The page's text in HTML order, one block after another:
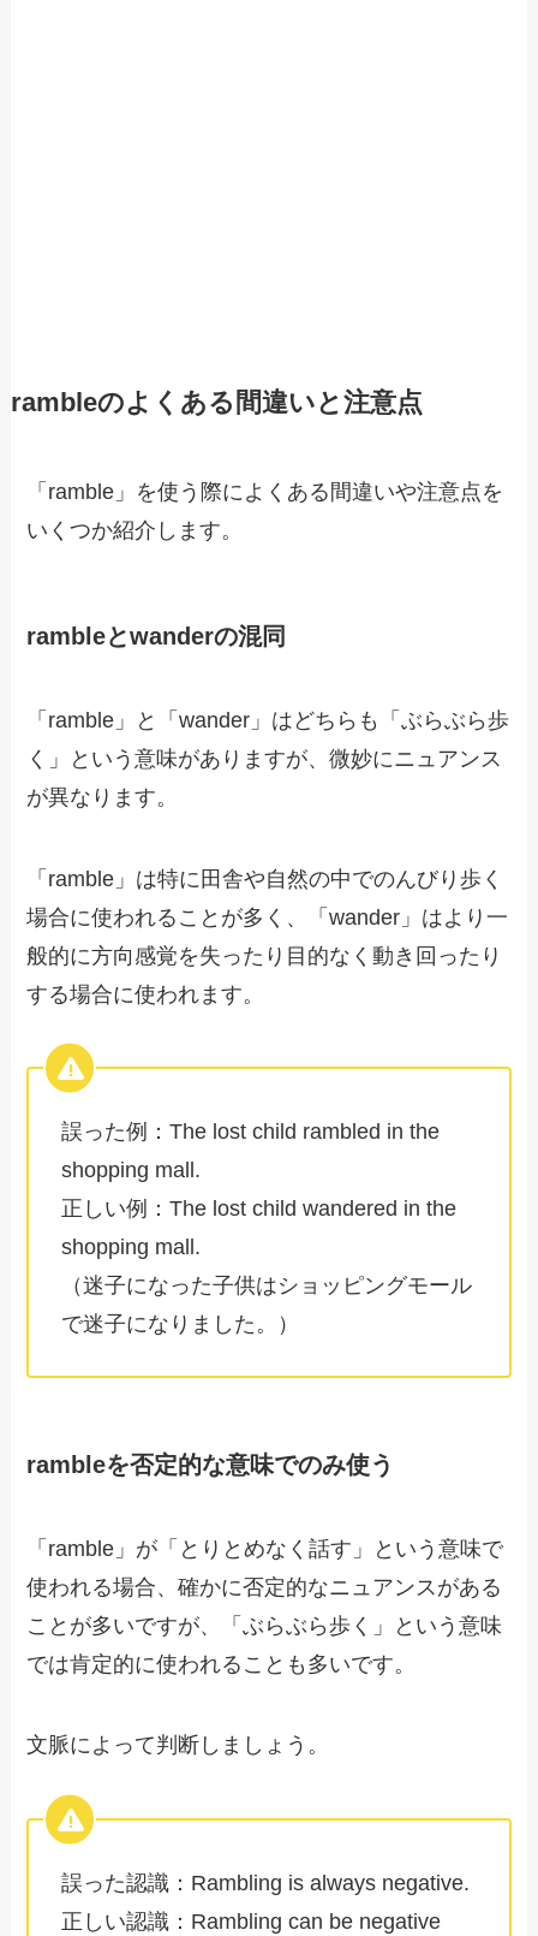
rambleのよくある間違いと注意点
「ramble」を使う際によくある間違いや注意点を
いくつか紹介します。
rambleとwanderの混同
「ramble」と「wander」はどちらも「ぶらぶら歩
く」という意味がありますが、微妙にニュアンス
が異なります。
「ramble」は特に田舎や自然の中でのんびり歩く
場合に使われることが多く、「wander」はより一
般的に方向感覚を失ったり目的なく動き回ったり
する場合に使われます。
誤った例：The lost child rambled in the
shopping mall.
正しい例：The lost child wandered in the
shopping mall.
（迷子になった子供はショッピングモール
で迷子になりました。）
rambleを否定的な意味でのみ使う
「ramble」が「とりとめなく話す」という意味で
使われる場合、確かに否定的なニュアンスがある
ことが多いですが、「ぶらぶら歩く」という意味
では肯定的に使われることも多いです。
文脈によって判断しましょう。
誤った認識：Rambling is always negative.
正しい認識：Rambling can be negative